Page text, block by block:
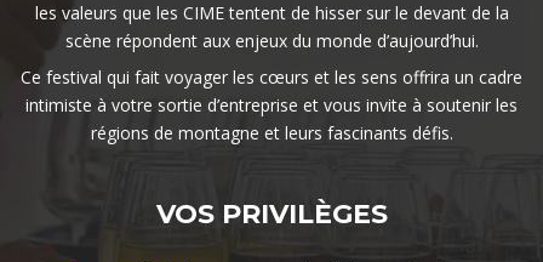
les valeurs que les CIME tentent de hisser sur le devant de la
scène répondent aux enjeux du monde d’aujourd’hui.
Ce festival qui fait voyager les cœurs et les sens offrira un cadre
intimiste à votre sortie d’entreprise et vous invite à soutenir les
régions de montagne et leurs fascinants défis.
VOS PRIVILÈGES